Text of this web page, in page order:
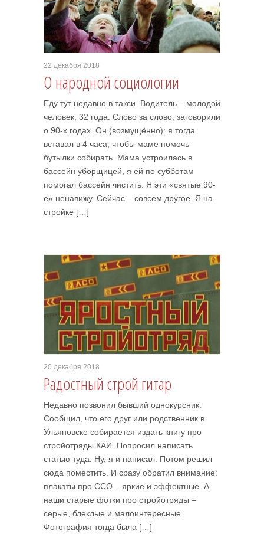
22 декабря 2018
О народной социологии
Еду тут недавно в такси. Водитель – молодой
человек, 32 года. Слово за слово, заговорили
о 90-х годах. Он (возмущённо): я тогда
вставал в 4 часа, чтобы маме помочь
бутылки собирать. Мама устроилась в
бассейн уборщицей, я ей по субботам
помогал бассейн чистить. Я эти «святые 90-
е» ненавижу. Сейчас – совсем другое. Я на
стройке […]
20 декабря 2018
Радостный строй гитар
Недавно позвонил бывший однокурсник.
Сообщил, что его друг или родственник в
Ульяновске собирается издать книгу про
стройотряды КАИ. Попросил написать
статью туда. Ну, я и написал. Потом решил
сюда поместить. И сразу обратил внимание:
плакаты про ССО – яркие и эффектные. А
наши старые фотки про стройотряды –
серые, блеклые и малоинтересные.
Фотография тогда была […]